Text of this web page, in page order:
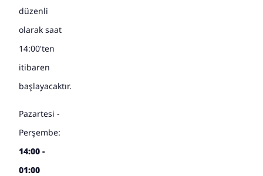
düzenli
olarak saat
14:00'ten
itibaren
başlayacaktır.
Pazartesi -
Perşembe:
14:00 -
01:00